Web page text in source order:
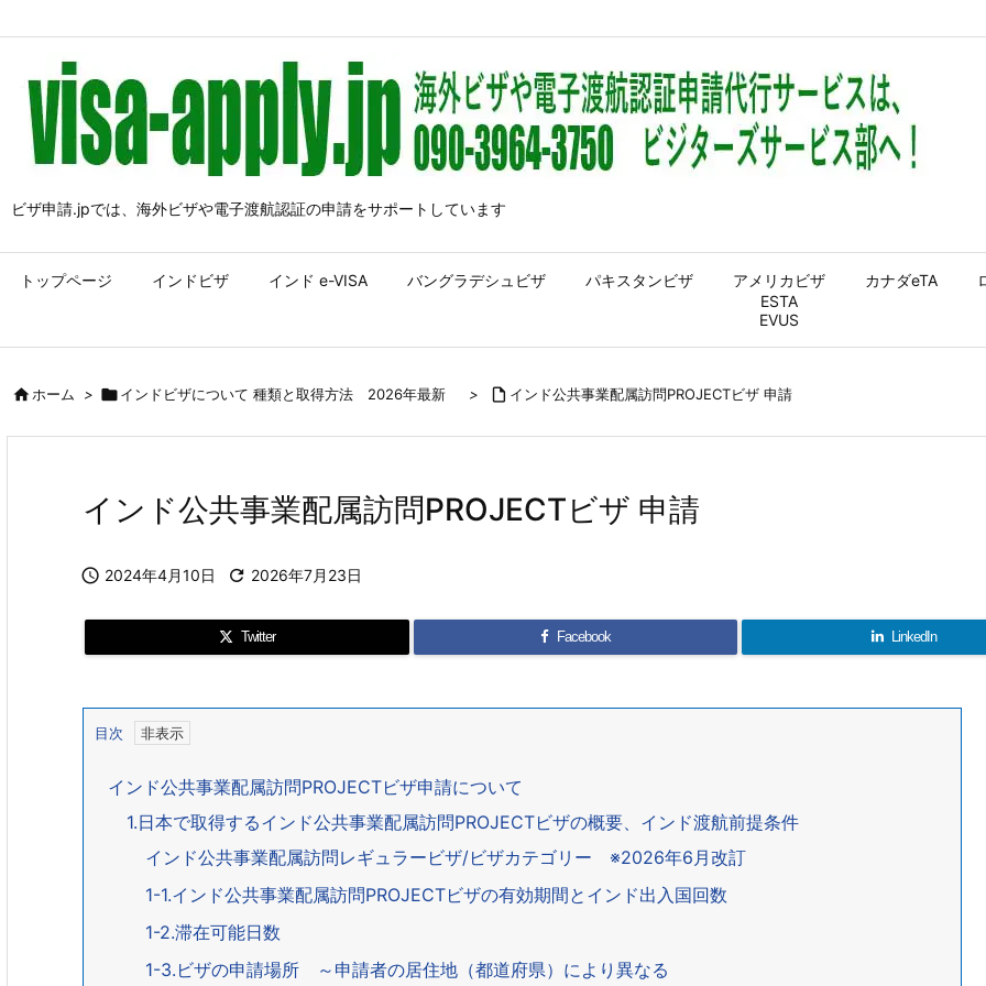
ビザ申請.jpでは、海外ビザや電子渡航認証の申請をサポートしています
トップページ インドビザ インド e-VISA バングラデシュビザ パキスタンビザ
アメリカビザ
ESTA
EVUS
カナダeTA
ホーム > インドビザについて 種類と取得方法 2026年最新 >  インド公共事業配属訪問PROJECTビザ 申請
インド公共事業配属訪問PROJECTビザ 申請
 2024年4月10日  2026年7月23日
Twitter Facebook LinkedIn
目次
インド公共事業配属訪問PROJECTビザ申請について
1.日本で取得するインド公共事業配属訪問PROJECTビザの概要、インド渡航前提条件
インド公共事業配属訪問レギュラービザ/ビザカテゴリー ※2026年6月改訂
1-1.インド公共事業配属訪問PROJECTビザの有効期間とインド出入国回数
1-2.滞在可能日数
1-3.ビザの申請場所 ～申請者の居住地（都道府県）により異なる